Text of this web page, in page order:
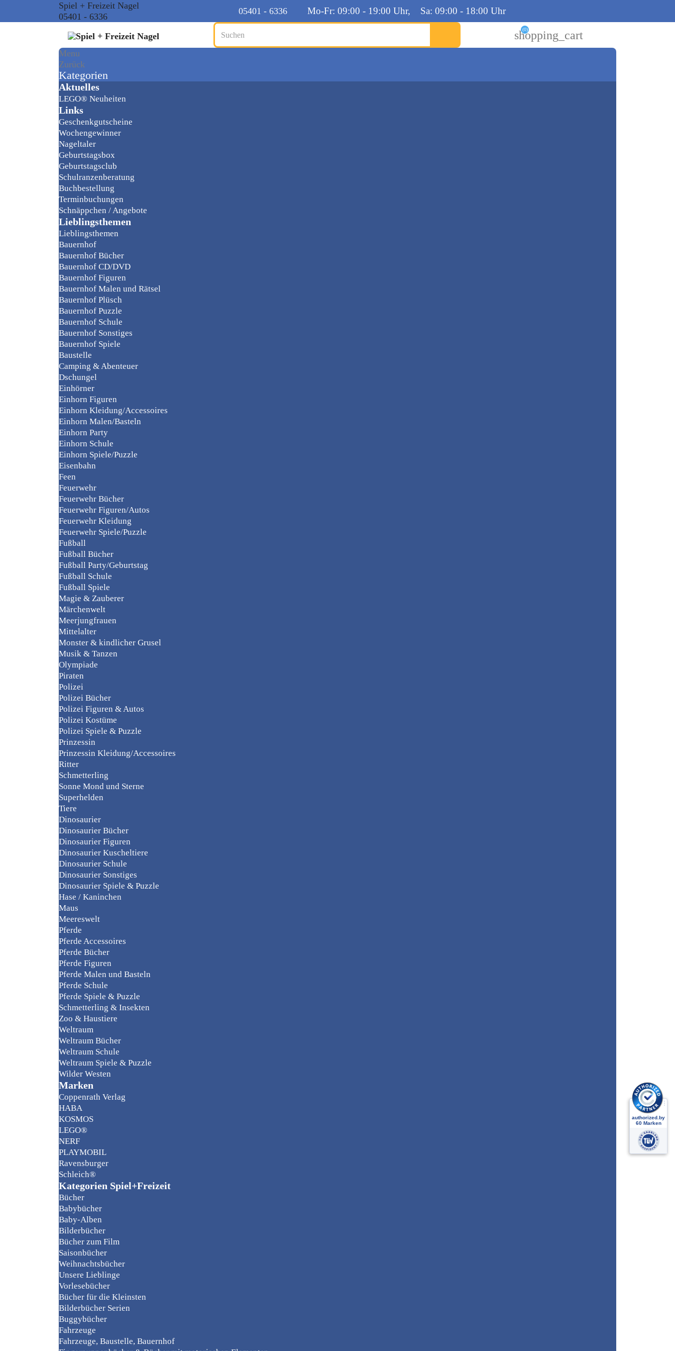
Spiel + Freizeit Nagel
05401 - 6336
05401 - 6336 Mo-Fr: 09:00 - 19:00 Uhr, Sa: 09:00 - 18:00 Uhr
shopping_cart
(0)
Menu
Zurück
Kategorien
Aktuelles
LEGO® Neuheiten
Links
Geschenkgutscheine
Wochengewinner
Nageltaler
Geburtstagsbox
Geburtstagsclub
Schulranzenberatung
Buchbestellung
Terminbuchungen
Schnäppchen / Angebote
Lieblingsthemen
Lieblingsthemen
Bauernhof
Bauernhof Bücher
Bauernhof CD/DVD
Bauernhof Figuren
Bauernhof Malen und Rätsel
Bauernhof Plüsch
Bauernhof Puzzle
Bauernhof Schule
Bauernhof Sonstiges
Bauernhof Spiele
Baustelle
Camping & Abenteuer
Dschungel
Einhörner
Einhorn Figuren
Einhorn Kleidung/Accessoires
Einhorn Malen/Basteln
Einhorn Party
Einhorn Schule
Einhorn Spiele/Puzzle
Eisenbahn
Feen
Feuerwehr
Feuerwehr Bücher
Feuerwehr Figuren/Autos
Feuerwehr Kleidung
Feuerwehr Spiele/Puzzle
Fußball
Fußball Bücher
Fußball Party/Geburtstag
Fußball Schule
Fußball Spiele
Magie & Zauberer
Märchenwelt
Meerjungfrauen
Mittelalter
Monster & kindlicher Grusel
Musik & Tanzen
Olympiade
Piraten
Polizei
Polizei Bücher
Polizei Figuren & Autos
Polizei Kostüme
Polizei Spiele & Puzzle
Prinzessin
Prinzessin Kleidung/Accessoires
Ritter
Schmetterling
Sonne Mond und Sterne
Superhelden
Tiere
Dinosaurier
Dinosaurier Bücher
Dinosaurier Figuren
Dinosaurier Kuscheltiere
Dinosaurier Schule
Dinosaurier Sonstiges
Dinosaurier Spiele & Puzzle
Hase / Kaninchen
Maus
Meereswelt
Pferde
Pferde Accessoires
Pferde Bücher
Pferde Figuren
Pferde Malen und Basteln
Pferde Schule
Pferde Spiele & Puzzle
Schmetterling & Insekten
Zoo & Haustiere
Weltraum
Weltraum Bücher
Weltraum Schule
Weltraum Spiele & Puzzle
Wilder Westen
Marken
Coppenrath Verlag
HABA
KOSMOS
LEGO®
NERF
PLAYMOBIL
Ravensburger
Schleich®
Kategorien Spiel+Freizeit
Bücher
Babybücher
Baby-Alben
Bilderbücher
Bücher zum Film
Saisonbücher
Weihnachtsbücher
Unsere Lieblinge
Vorlesebücher
Bücher für die Kleinsten
Bilderbücher Serien
Buggybücher
Fahrzeuge
Fahrzeuge, Baustelle, Bauernhof